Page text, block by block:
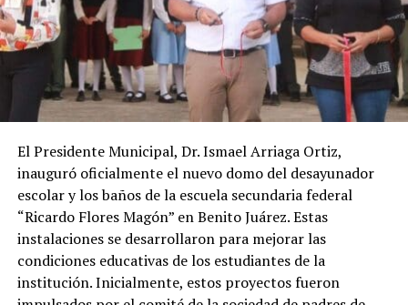
El Presidente Municipal, Dr. Ismael Arriaga Ortiz,
inauguró oficialmente el nuevo domo del desayunador
escolar y los baños de la escuela secundaria federal
“Ricardo Flores Magón” en Benito Juárez. Estas
instalaciones se desarrollaron para mejorar las
condiciones educativas de los estudiantes de la
institución. Inicialmente, estos proyectos fueron